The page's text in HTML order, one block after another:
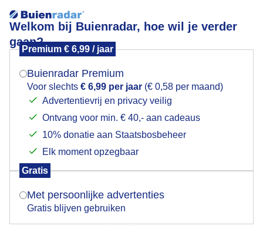
Welkom bij Buienradar, hoe wil je verder
gaan?
Premium € 6,99 / jaar
Buienradar Premium
Voor slechts € 6,99 per jaar (€ 0,58 per maand)
Advertentievrij en privacy veilig
Ontvang voor min. € 40,- aan cadeaus
10% donatie aan Staatsbosbeheer
Elk moment opzegbaar
Gratis
Met persoonlijke advertenties
Gratis blijven gebruiken
Flinke opklaringen
Mogen we je locatie gebruiken voor het
Indien je hier nog geen akkoord op hebt gegeven,
verschijnt er zo een pop-up uit je browser waarin
Is goed, toon de popup